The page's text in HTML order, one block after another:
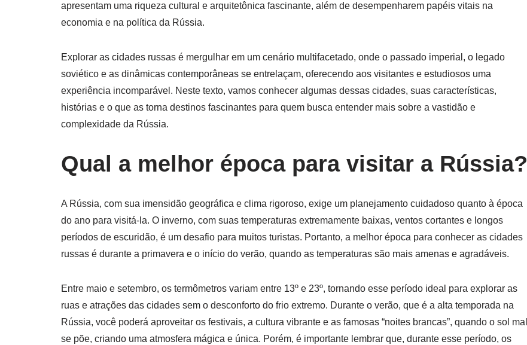
apresentam uma riqueza cultural e arquitetônica fascinante, além de desempenharem papéis vitais na
economia e na política da Rússia.
Explorar as cidades russas é mergulhar em um cenário multifacetado, onde o passado imperial, o legado
soviético e as dinâmicas contemporâneas se entrelaçam, oferecendo aos visitantes e estudiosos uma
experiência incomparável. Neste texto, vamos conhecer algumas dessas cidades, suas características,
histórias e o que as torna destinos fascinantes para quem busca entender mais sobre a vastidão e
complexidade da Rússia.
Qual a melhor época para visitar a Rússia?
A Rússia, com sua imensidão geográfica e clima rigoroso, exige um planejamento cuidadoso quanto à época
do ano para visitá-la. O inverno, com suas temperaturas extremamente baixas, ventos cortantes e longos
períodos de escuridão, é um desafio para muitos turistas. Portanto, a melhor época para conhecer as cidades
russas é durante a primavera e o início do verão, quando as temperaturas são mais amenas e agradáveis.
Entre maio e setembro, os termômetros variam entre 13º e 23º, tornando esse período ideal para explorar as
ruas e atrações das cidades sem o desconforto do frio extremo. Durante o verão, que é a alta temporada na
Rússia, você poderá aproveitar os festivais, a cultura vibrante e as famosas “noites brancas”, quando o sol mal
se põe, criando uma atmosfera mágica e única. Porém, é importante lembrar que, durante esse período, os